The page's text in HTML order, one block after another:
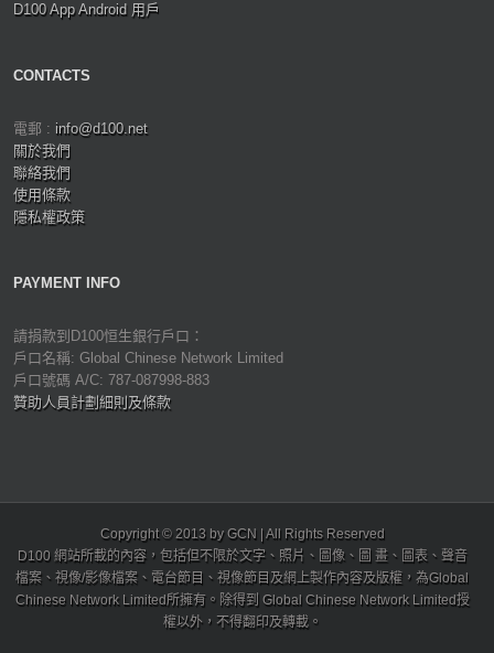
D100 App Android 用戶
CONTACTS
電郵 : info@d100.net
關於我們
聯絡我們
使用條款
隱私權政策
PAYMENT INFO
請捐款到D100恒生銀行戶口：
戶口名稱: Global Chinese Network Limited
戶口號碼 A/C: 787-087998-883
贊助人員計劃細則及條款
Copyright © 2013 by GCN | All Rights Reserved
D100 網站所載的內容，包括但不限於文字、照片、圖像、圖 畫、圖表、聲音
檔案、視像/影像檔案、電台節目、視像節目及網上製作內容及版權，為Global
Chinese Network Limited所擁有。除得到 Global Chinese Network Limited授
權以外，不得翻印及轉載。